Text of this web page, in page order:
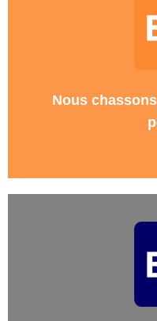
Nous
le
le